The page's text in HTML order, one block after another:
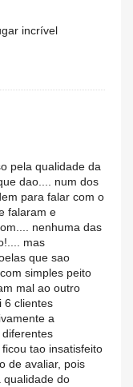
incrível
pela qualidade da
dao.... num dos
para falar com o
falaram e
nenhuma das
mas
que sao
simples peito
mal ao outro
6 clientes
a
tao insatisfeito
de avaliar, pois
qualidade do